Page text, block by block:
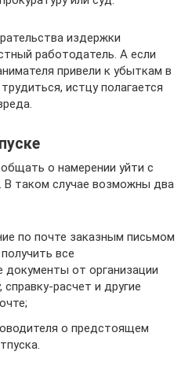
издержки
работодатель. А если
привели к убыткам в
истцу полагается
о намерении уйти с
В таком случае возможны два
по почте заказным письмом
все
от организации
расчет и другие
о предстоящем